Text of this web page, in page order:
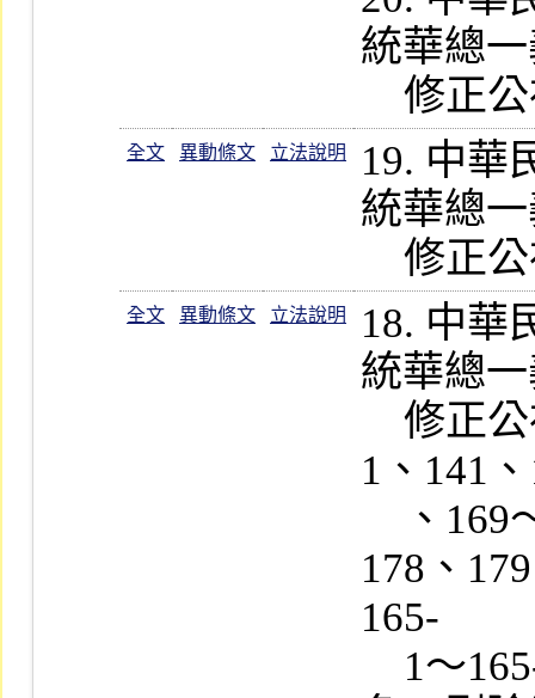
統華總
全文 異動條文 立法說明
19. 中華
統華總
全文 異動條文 立法說明
18. 中華
統華總
1、141
178、
165-